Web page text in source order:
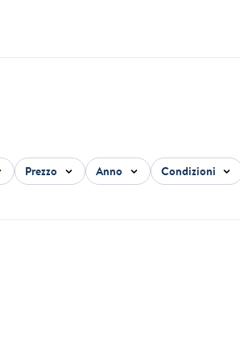
Prezzo Anno Condizioni